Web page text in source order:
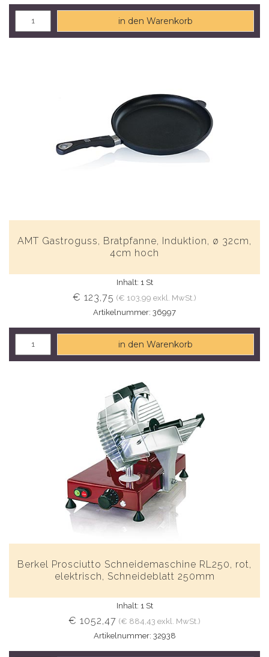
in den Warenkorb
AMT Gastroguss, Bratpfanne, Induktion, ø 32cm,
4cm hoch
Inhalt: 1 St
€ 123,75 (€ 103,99 exkl. MwSt.)
Artikelnummer: 36997
in den Warenkorb
Berkel Prosciutto Schneidemaschine RL250, rot,
elektrisch, Schneideblatt 250mm
Inhalt: 1 St
€ 1052,47 (€ 884,43 exkl. MwSt.)
Artikelnummer: 32938